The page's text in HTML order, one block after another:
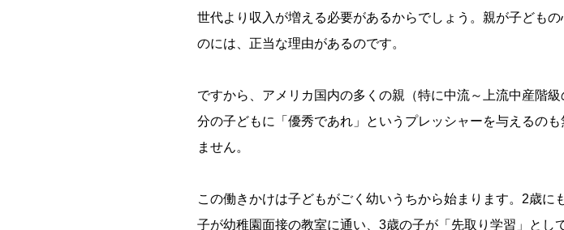
世代より収入が増える必要があるからでしょう。親が子どもの
のには、正当な理由があるのです。
ですから、アメリカ国内の多くの親（特に中流～上流中産階級
分の子どもに「優秀であれ」というプレッシャーを与えるのも
ません。
この働きかけは子どもがごく幼いうちから始まります。2歳に
子が幼稚園面接の教室に通い、3歳の子が「先取り学習」とし